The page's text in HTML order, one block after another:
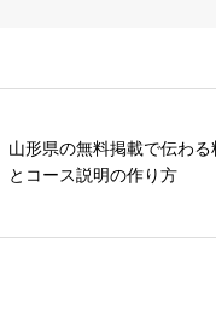
山形県の無料掲載で伝わる
とコース説明の作り方